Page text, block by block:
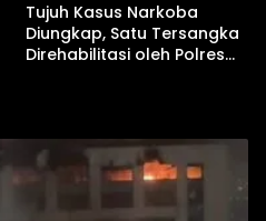
Tujuh Kasus Narkoba
Diungkap, Satu Tersangka
Direhabilitasi oleh Polres